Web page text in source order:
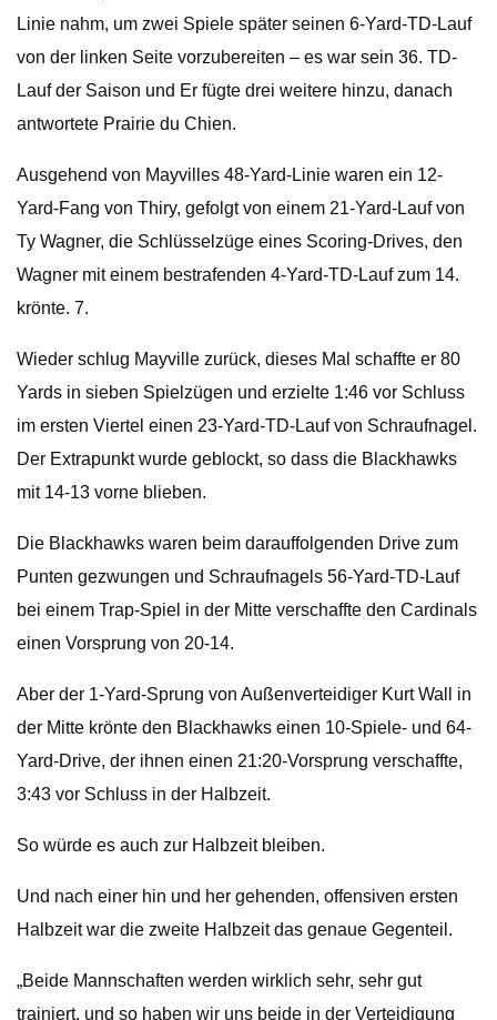
Linie nahm, um zwei Spiele später seinen 6-Yard-TD-Lauf
von der linken Seite vorzubereiten – es war sein 36. TD-
Lauf der Saison und Er fügte drei weitere hinzu, danach
antwortete Prairie du Chien.
Ausgehend von Mayvilles 48-Yard-Linie waren ein 12-
Yard-Fang von Thiry, gefolgt von einem 21-Yard-Lauf von
Ty Wagner, die Schlüsselzüge eines Scoring-Drives, den
Wagner mit einem bestrafenden 4-Yard-TD-Lauf zum 14.
krönte. 7.
Wieder schlug Mayville zurück, dieses Mal schaffte er 80
Yards in sieben Spielzügen und erzielte 1:46 vor Schluss
im ersten Viertel einen 23-Yard-TD-Lauf von Schraufnagel.
Der Extrapunkt wurde geblockt, so dass die Blackhawks
mit 14-13 vorne blieben.
Die Blackhawks waren beim darauffolgenden Drive zum
Punten gezwungen und Schraufnagels 56-Yard-TD-Lauf
bei einem Trap-Spiel in der Mitte verschaffte den Cardinals
einen Vorsprung von 20-14.
Aber der 1-Yard-Sprung von Außenverteidiger Kurt Wall in
der Mitte krönte den Blackhawks einen 10-Spiele- und 64-
Yard-Drive, der ihnen einen 21:20-Vorsprung verschaffte,
3:43 vor Schluss in der Halbzeit.
So würde es auch zur Halbzeit bleiben.
Und nach einer hin und her gehenden, offensiven ersten
Halbzeit war die zweite Halbzeit das genaue Gegenteil.
„Beide Mannschaften werden wirklich sehr, sehr gut
trainiert, und so haben wir uns beide in der Verteidigung